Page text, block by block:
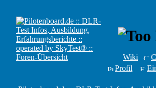
Wiki
Profil